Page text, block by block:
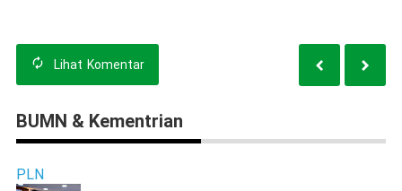
Lihat Komentar
BUMN & Kementrian
PLN